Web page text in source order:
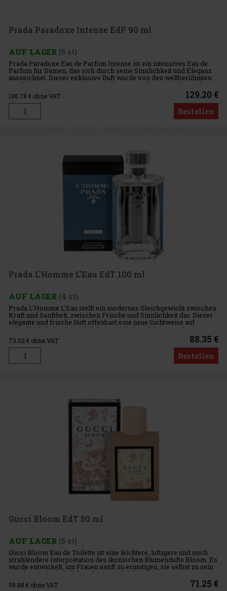
Prada Paradoxe Intense EdP 90 ml
AUF LAGER (5 st)
Prada Paradoxe Eau de Parfum Intense ist ein intensives Eau de
Parfum für Damen, das sich durch seine Sinnlichkeit und Eleganz
auszeichnet. Dieser exklusive Duft wurde von den weltberühmten
Parfümeuren von Givaudan - Nadège Le Garlantezec, Shyamala M
106.78 € ohne VAT 129.20 €
Bestellen
Prada L'Homme L'Eau EdT 100 ml
AUF LAGER (4 st)
Prada L’Homme L’Eau stellt ein modernes Gleichgewicht zwischen
Kraft und Sanftheit, zwischen Frische und Sinnlichkeit dar. Dieser
elegante und frische Duft offenbart eine neue Sichtweise auf
Männlichkeit durch Leichtigkeit, Reinheit und dezente Elega
73.02€ ohne VAT 88.35 €
Bestellen
Gucci Bloom EdT 50 ml
AUF LAGER (5 st)
Gucci Bloom Eau de Toilette ist eine leichtere, luftigere und noch
strahlendere Interpretation des ikonischen Blumendufts Bloom. Es
wurde entwickelt, um Frauen sanft zu ermutigen, sie selbst zu sein
– authentisch, natürlich und mit Leichtigkeit. Die
58.88 € ohne VAT 71.25 €